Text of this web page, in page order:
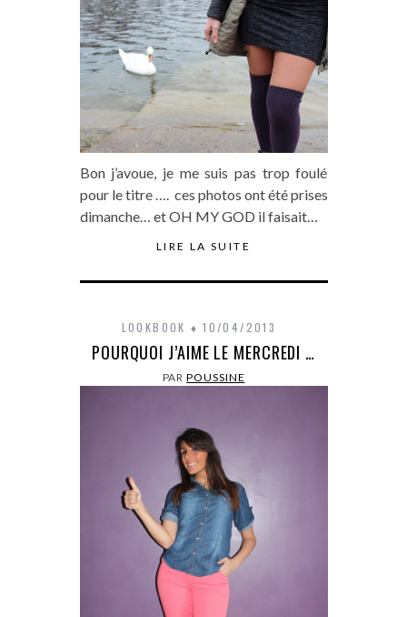
Bon j’avoue, je me suis pas trop foulé
pour le titre …. ces photos ont été prises
dimanche… et OH MY GOD il faisait…
LIRE LA SUITE
LOOKBOOK 10/04/2013
POURQUOI J’AIME LE MERCREDI …
PARPOUSSINE